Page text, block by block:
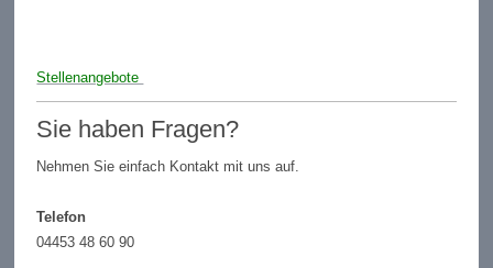
Stellenangebote
Sie haben Fragen?
Nehmen Sie einfach Kontakt mit uns auf.
Telefon
04453 48 60 90